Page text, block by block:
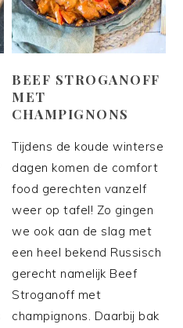
BEEF STROGANOFF
MET
CHAMPIGNONS
Tijdens de koude winterse
dagen komen de comfort
food gerechten vanzelf
weer op tafel! Zo gingen
we ook aan de slag met
een heel bekend Russisch
gerecht namelijk Beef
Stroganoff met
champignons. Daarbij bak